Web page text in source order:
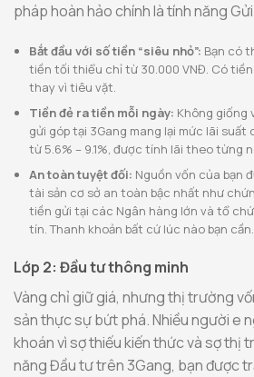
pháp hoàn hảo chính là tính năng
Bắt đầu với số tiền “siêu nhỏ”: Bạn có
tiền tối thiểu chỉ từ 30.000 VNĐ. Có tiền
thay vì tiêu vặt.
Tiền đẻ ra tiền mỗi ngày: Không giống
gửi góp tại 3Gang mang lại mức lãi suất
từ 5.6% – 9.1%, được tính lãi theo từng
An toàn tuyệt đối: Nguồn vốn của bạn
tài sản cơ sở an toàn bậc nhất như
tiền gửi tại các Ngân hàng lớn và tổ
tín. Thanh khoản bất cứ lúc nào bạn cần.
Lớp 2: Đầu tư thông minh
Vàng chỉ giữ giá, nhưng thị trường
sản thực sự bứt phá. Nhiều người e
khoán vì sợ thiếu kiến thức và sợ thị
năng Đầu tư trên 3Gang, bạn được